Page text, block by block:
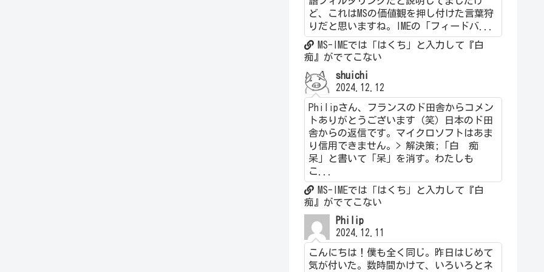
ど、これはMSの価値観を押し付けた言葉狩
りだと思いますね。IMEの「フィードバ...
MS-IMEでは「はくち」と入力して『白
痴』がでてこない
shuichi
2024.12.12
Philipさん、フランスのド田舎からコメン
トありがとうございます（笑）日本のド田
舎からの返信です。マイクロソフトはあま
り信用できません。> 解決策;「白 痴
呆」と書いて「呆」を消す。わたしも
こ...
MS-IMEでは「はくち」と入力して『白
痴』がでてこない
Philip
2024.12.11
こんにちは！僕も全く同じ。昨日はじめて
気が付いた。数時間かけて、いろいろとネ